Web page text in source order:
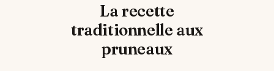
La recette
traditionnelle aux
pruneaux